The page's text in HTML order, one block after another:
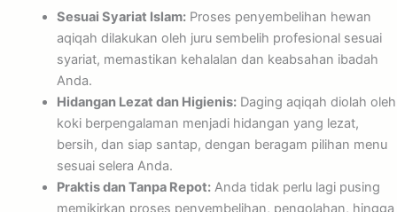
Sesuai Syariat Islam:Proses penyembelihan hewan
aqiqah dilakukan oleh juru sembelih profesional sesuai
syariat, memastikan kehalalan dan keabsahan ibadah
Anda.
Hidangan Lezat dan Higienis:Daging aqiqah diolah oleh
koki berpengalaman menjadi hidangan yang lezat,
bersih, dan siap santap, dengan beragam pilihan menu
sesuai selera Anda.
Praktis dan Tanpa Repot:Anda tidak perlu lagi pusing
memikirkan proses penyembelihan, pengolahan, hingga